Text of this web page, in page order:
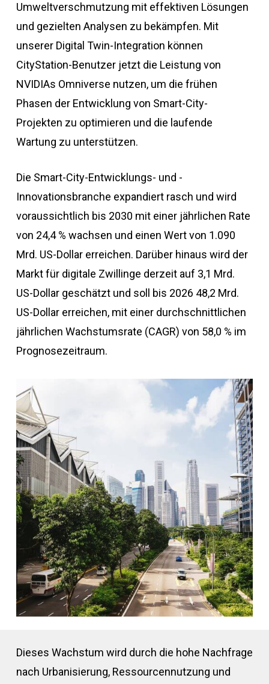
Umweltverschmutzung mit effektiven Lösungen
und gezielten Analysen zu bekämpfen. Mit
unserer Digital Twin-Integration können
CityStation-Benutzer jetzt die Leistung von
NVIDIAs Omniverse nutzen, um die frühen
Phasen der Entwicklung von Smart-City-
Projekten zu optimieren und die laufende
Wartung zu unterstützen.
Die Smart-City-Entwicklungs- und -
Innovationsbranche expandiert rasch und wird
voraussichtlich bis 2030 mit einer jährlichen Rate
von 24,4 % wachsen und einen Wert von 1.090
Mrd. US-Dollar erreichen. Darüber hinaus wird der
Markt für digitale Zwillinge derzeit auf 3,1 Mrd.
US-Dollar geschätzt und soll bis 2026 48,2 Mrd.
US-Dollar erreichen, mit einer durchschnittlichen
jährlichen Wachstumsrate (CAGR) von 58,0 % im
Prognosezeitraum.
Dieses Wachstum wird durch die hohe Nachfrage
nach Urbanisierung, Ressourcennutzung und